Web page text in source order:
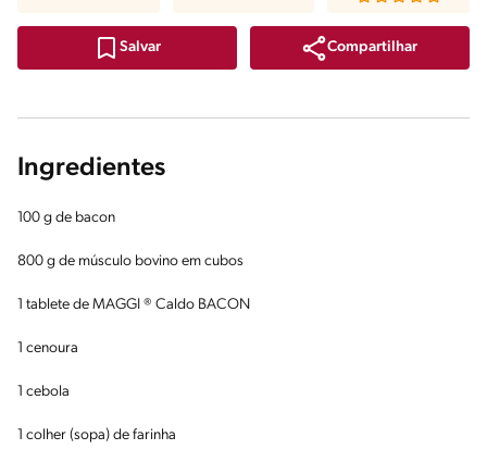
Salvar Compartilhar
Ingredientes
100 g de bacon
800 g de músculo bovino em cubos
1 tablete de MAGGI ® Caldo BACON
1 cenoura
1 cebola
1 colher (sopa) de farinha